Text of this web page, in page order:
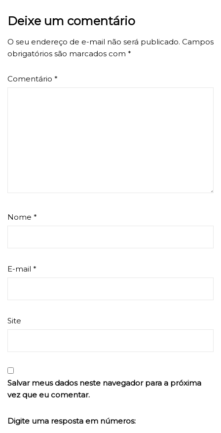
Deixe um comentário
O seu endereço de e-mail não será publicado. Campos
obrigatórios são marcados com *
Comentário *
Nome *
E-mail *
Site
Salvar meus dados neste navegador para a próxima
vez que eu comentar.
Digite uma resposta em números: